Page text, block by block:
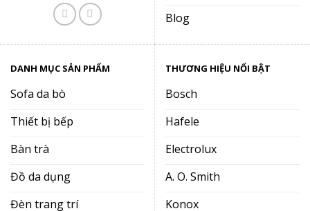
Blog
DANH MỤC SẢN PHẨM
Sofa da bò
Thiết bị bếp
Bàn trà
Đồ da dụng
Đèn trang trí
THƯƠNG HIỆU NỔI BẬT
Bosch
Hafele
Electrolux
A. O. Smith
Konox